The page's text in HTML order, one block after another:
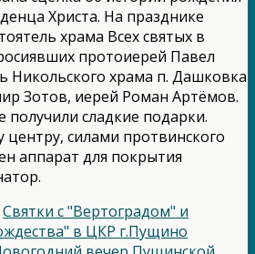
Христа. На празднике
храма Всех святых в
протоиерей Павел
Никольского храма п. Дашковка
Зотов, иерей Роман Артёмов.
получили сладкие подарки.
силами протвинского
аппарат для покрытия
Святки с "Вертоградом" и
в ЦКР г.Пущино